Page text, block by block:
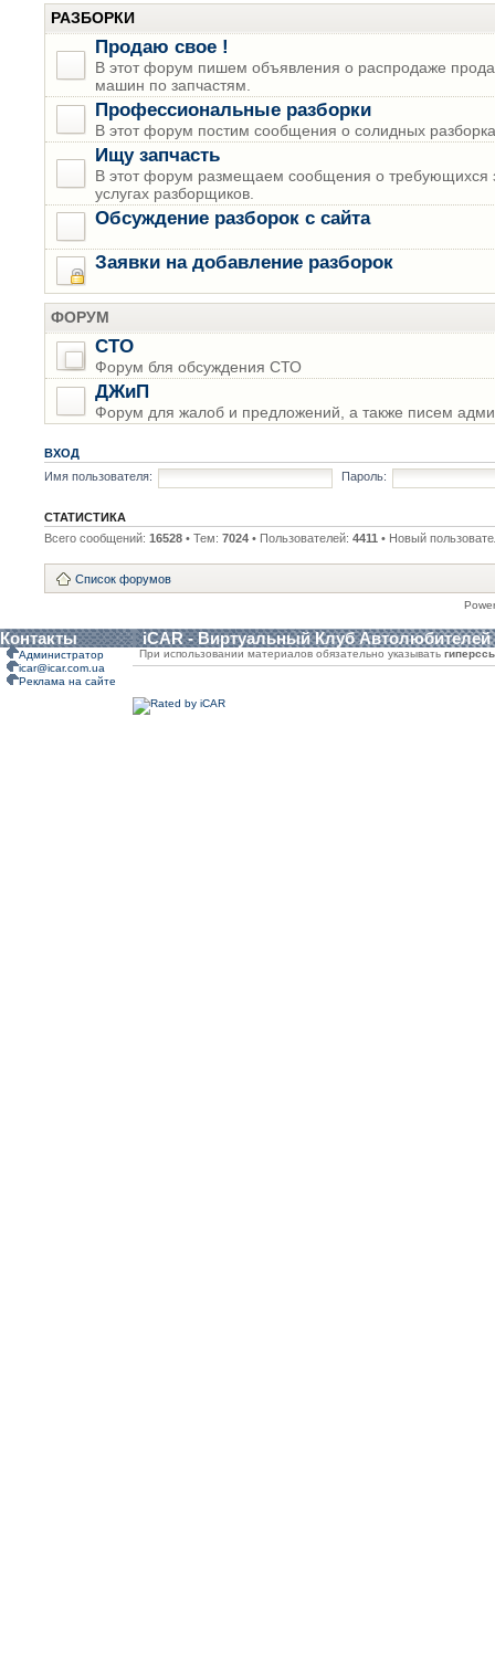
РАЗБОРКИ
Продаю свое !
В этот форум пишем объявления о распродаже
машин по запчастям.
Профессиональные разборки
В этот форум постим сообщения о солидных
Ищу запчасть
В этот форум размещаем сообщения о требующихся
услугах разборщиков.
Обсуждение разборок с сайта
Заявки на добавление разборок
ФОРУМ
СТО
Форум бля обсуждения СТО
ДЖиП
Форум для жалоб и предложений, а также писем
ВХОД
Имя пользователя:
Пароль:
СТАТИСТИКА
Всего сообщений: 16528 • Тем: 7024 • Пользователей: 4411 • Новый
Список форумов
Контакты iCAR - Виртуальный Клуб Автолюбителей
Администратор
icar@icar.com.ua
Реклама на сайте
При использовании материалов обязательно указывать